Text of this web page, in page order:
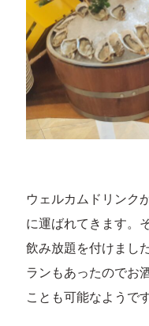
ウェルカムドリンク
に運ばれてきます。
飲み放題を付けまし
ランもあったのでお
ことも可能なようです